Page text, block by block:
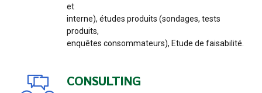
et
interne), études produits (sondages, tests
produits,
enquêtes consommateurs), Etude de faisabilité.
CONSULTING